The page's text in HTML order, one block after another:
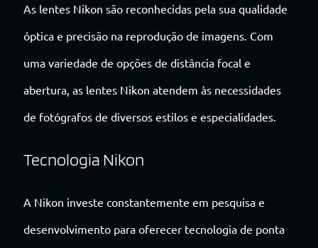
As lentes Nikon são reconhecidas pela sua qualidade
óptica e precisão na reprodução de imagens. Com
uma variedade de opções de distância focal e
abertura, as lentes Nikon atendem às necessidades
de fotógrafos de diversos estilos e especialidades.
Tecnologia Nikon
A Nikon investe constantemente em pesquisa e
desenvolvimento para oferecer tecnologia de ponta